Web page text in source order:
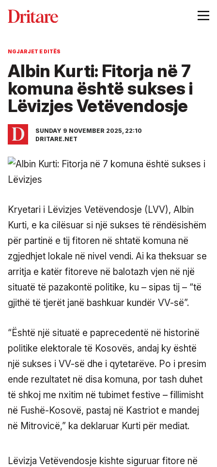
NGJARJET E DITËS
Albin Kurti: Fitorja në 7
komuna është sukses i
Lëvizjes Vetëvendosje
SUNDAY 9 NOVEMBER 2025, 22:10
DRITARE.NET
Kryetari i Lëvizjes Vetëvendosje (LVV), Albin
Kurti, e ka cilësuar si një sukses të rëndësishëm
për partinë e tij fitoren në shtatë komuna në
zgjedhjet lokale në nivel vendi. Ai ka theksuar se
arritja e katër fitoreve në balotazh vjen në një
situatë të pazakontë politike, ku – sipas tij – “të
gjithë të tjerët janë bashkuar kundër VV-së”.
“Është një situatë e paprecedentë në historinë
politike elektorale të Kosovës, andaj ky është
një sukses i VV-së dhe i qytetarëve. Po i presim
ende rezultatet në disa komuna, por tash duhet
të shkoj me nxitim në tubimet festive – fillimisht
në Fushë-Kosovë, pastaj në Kastriot e mandej
në Mitrovicë,” ka deklaruar Kurti për mediat.
Lëvizja Vetëvendosje kishte siguruar fitore në